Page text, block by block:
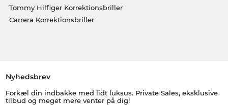
Tommy Hilfiger Korrektionsbriller
Carrera Korrektionsbriller
Nyhedsbrev
Forkæl din indbakke med lidt luksus. Private Sales, eksklusive
tilbud og meget mere venter på dig!